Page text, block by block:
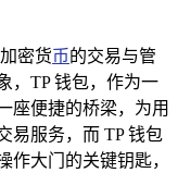
密货币的交易与管
，TP 钱包，作为一
座便捷的桥梁，为用
易服务，而 TP 钱包
作大门的关键钥匙，